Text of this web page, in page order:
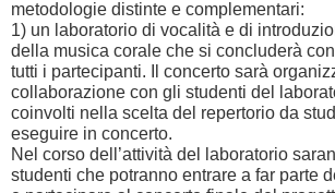
metodologie distinte e complementari:
1) un laboratorio di vocalità e di
della musica corale che si concluderà
tutti i partecipanti. Il concerto sarà
collaborazione con gli studenti del
coinvolti nella scelta del repertorio da
eseguire in concerto.
Nel corso dell’attività del laboratorio
studenti che potranno entrare a far parte